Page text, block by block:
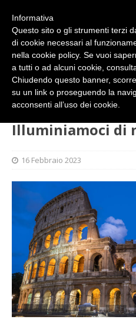
L'ALTRA PAGINA
Illuminiamoci di
16 Febbraio 2023
Informativa
Questo sito o gli strumenti terzi
di cookie necessari al
nella cookie policy. Se vuoi
a tutti o ad alcuni cookie,
Chiudendo questo banner,
su un link o proseguendo la
acconsenti all’uso dei cookie.